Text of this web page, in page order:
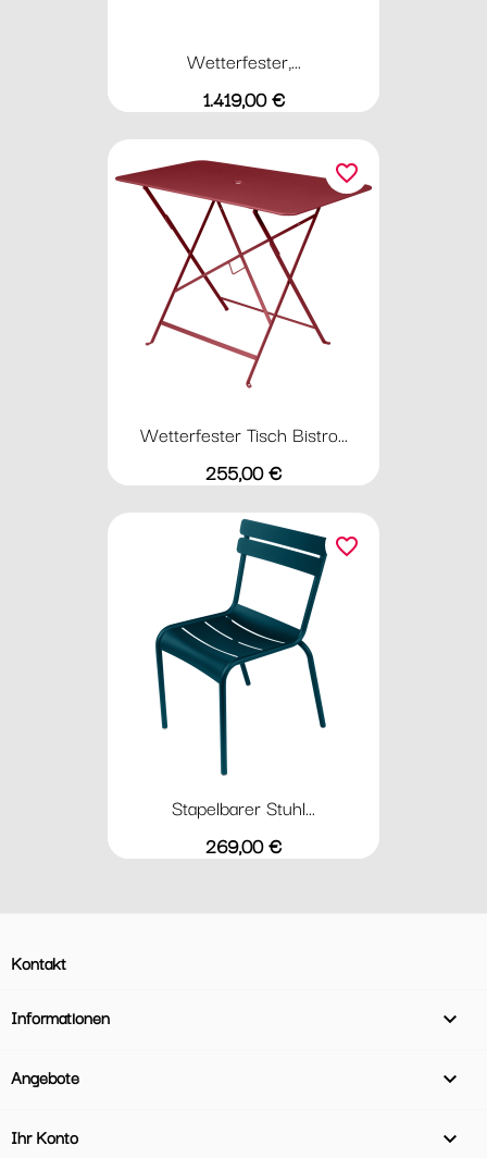
Wetterfester,...
Preis
1.419,00 €
Wetterfester Tisch Bistro...
Preis
255,00 €
favorite_border
Stapelbarer Stuhl...
Preis
269,00 €
favorite_border
Kontakt
Informationen 
Angebote 
Ihr Konto
